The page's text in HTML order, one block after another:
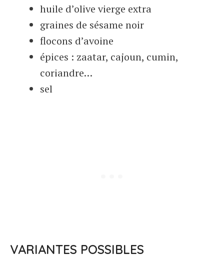
huile d’olive vierge extra
graines de sésame noir
flocons d’avoine
épices : zaatar, cajoun, cumin,
coriandre…
sel
VARIANTES POSSIBLES